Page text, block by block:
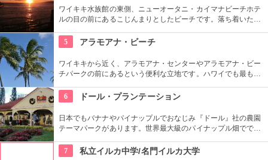
ワイキキ水族館の東側、ニューオータニ・カイマナビーチホテ
ルの目の前にあるこじんまりとしたビーチです。落ち着いた雰
すぐ横には終戦記念プールもあります。
5 アラモアナ・ビーチ
ワイキキから近く、アラモアナ・センターやアラモアナ・ビー
チパークの前にあるという便利な立地です。ハワイでも最も美
はバーベキューやピクニックをしている人も見られます。
6 ドール・プランテーション
日本でもバナナやパイナップルでおなじみ『ドール』社の農園
テーマパークがあります。世界最大級のパイナップル畑ででき
めるアトラクションがあります。カワイイお土産もいっぱい。
7 私立イルカ中学/名門イルカ大学